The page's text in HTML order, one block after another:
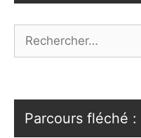
Parcours fléché